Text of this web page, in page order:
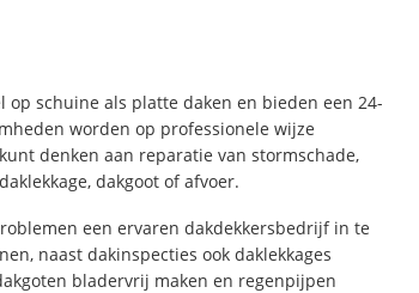
op schuine als platte daken en bieden een 24-
worden op professionele wijze
denken aan reparatie van stormschade,
dakgoot of afvoer.
een ervaren dakdekkersbedrijf in te
naast dakinspecties ook daklekkages
bladervrij maken en regenpijpen